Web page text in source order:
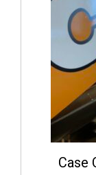
Case